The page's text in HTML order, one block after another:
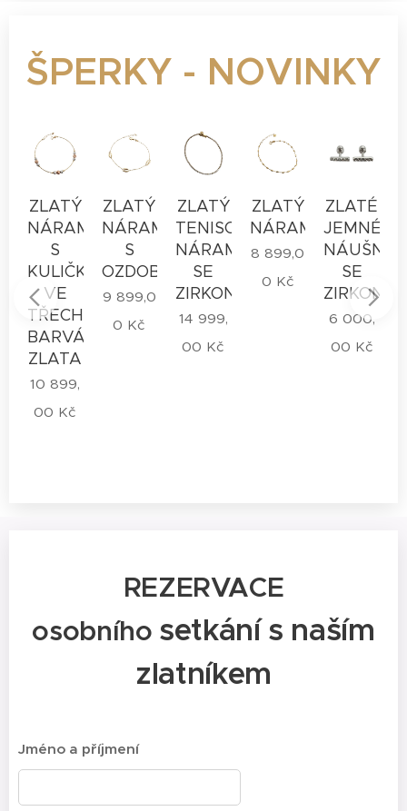
ŠPERKY - NOVINKY
ZLATÝ
NÁRAMEK
S
KULIČKAMI
VE
TŘECH
BARVÁCH
ZLATA
10 899,
00 Kč
ZLATÝ
NÁRAMEK
S
OZDOBOU
9 899,0
0 Kč
ZLATÝ
TENISOVÝ
NÁRAMEK
SE
ZIRKONY
14 999,
00 Kč
ZLATÝ
NÁRAMEK
8 899,0
0 Kč
ZLATÉ
JEMNÉ
SE
ZIRKONY
6 000,
00 Kč
REZERVACE
osobního setkání s naším
zlatníkem
Jméno a příjmení